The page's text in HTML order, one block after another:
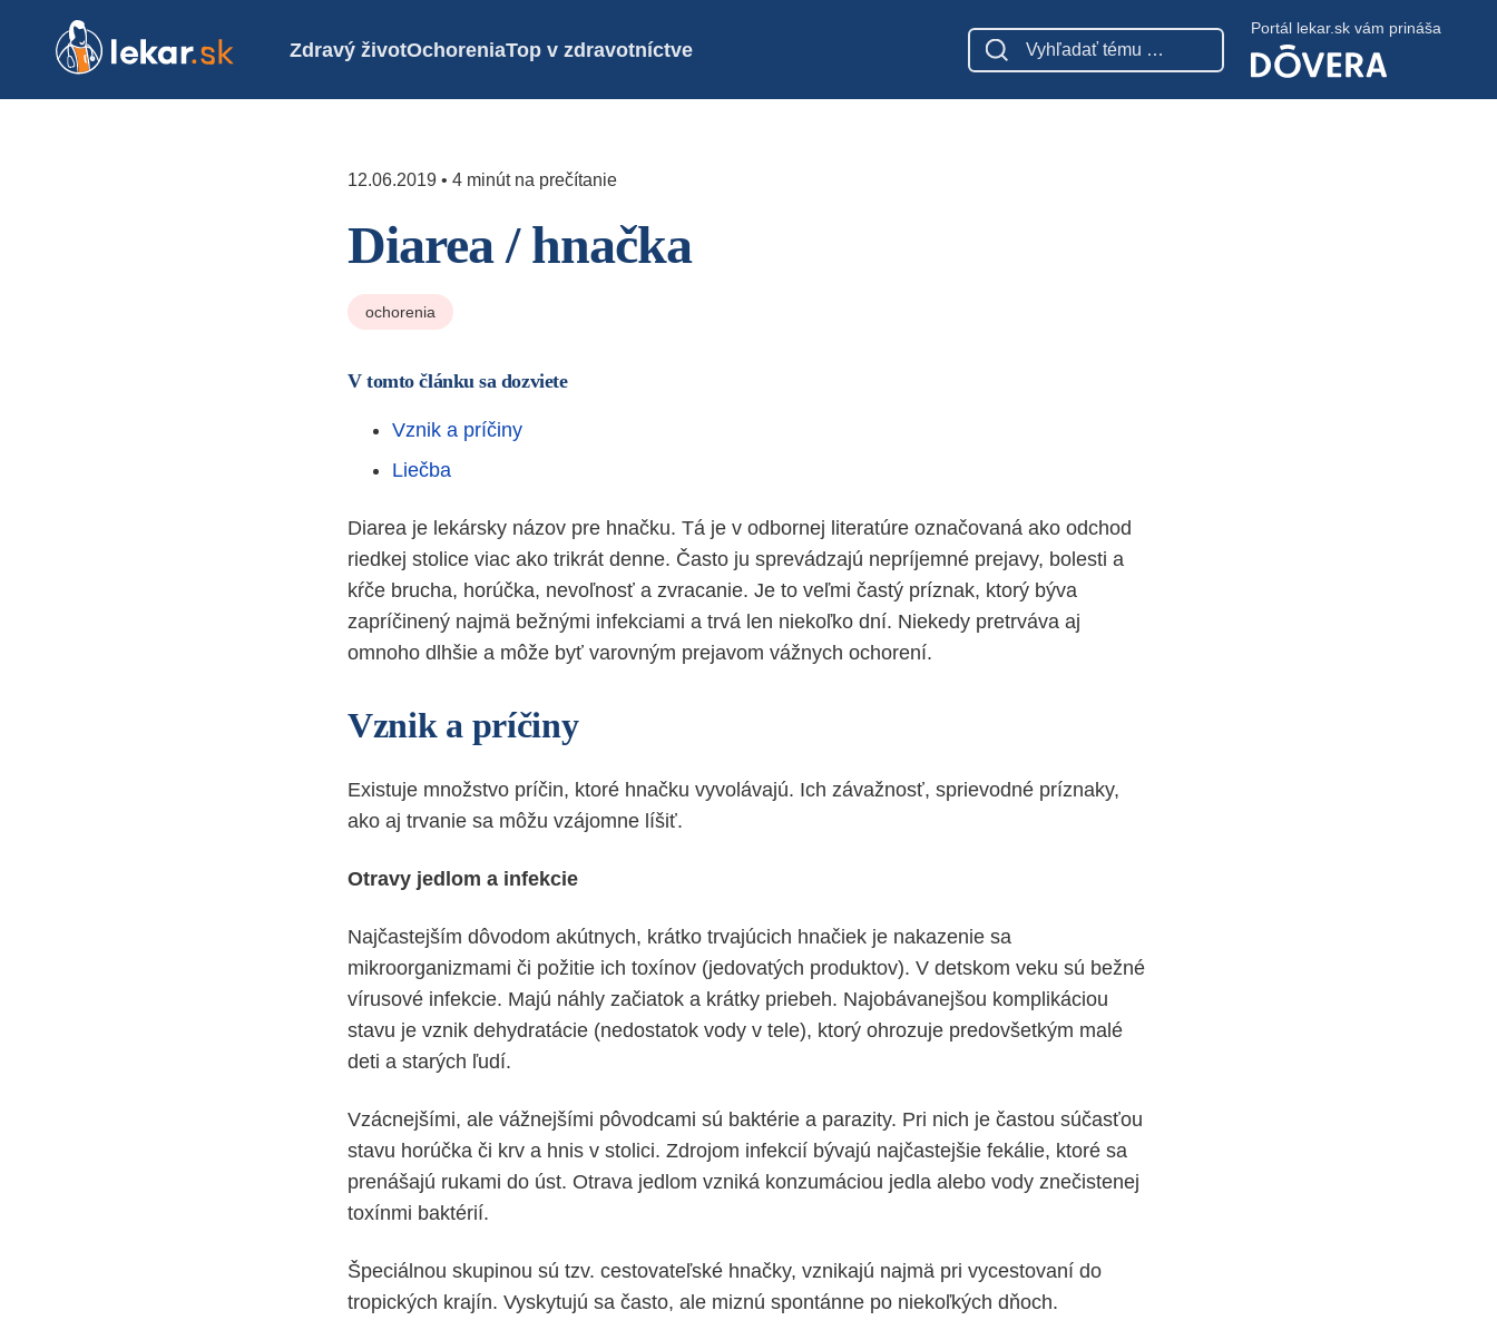
Zdravý životOchoreniaTop v zdravotníctve
Portál lekar.sk vám prináša
12.06.2019 • 4 minút na prečítanie
Diarea / hnačka
ochorenia
V tomto článku sa dozviete
Vznik a príčiny
Liečba
Diarea je lekársky názov pre hnačku. Tá je v odbornej literatúre označovaná ako odchod
riedkej stolice viac ako trikrát denne. Často ju sprevádzajú nepríjemné prejavy, bolesti a
kŕče brucha, horúčka, nevoľnosť a zvracanie. Je to veľmi častý príznak, ktorý býva
zapríčinený najmä bežnými infekciami a trvá len niekoľko dní. Niekedy pretrváva aj
omnoho dlhšie a môže byť varovným prejavom vážnych ochorení.
Vznik a príčiny
Existuje množstvo príčin, ktoré hnačku vyvolávajú. Ich závažnosť, sprievodné príznaky,
ako aj trvanie sa môžu vzájomne líšiť.
Otravy jedlom a infekcie
Najčastejším dôvodom akútnych, krátko trvajúcich hnačiek je nakazenie sa
mikroorganizmami či požitie ich toxínov (jedovatých produktov). V detskom veku sú bežné
vírusové infekcie. Majú náhly začiatok a krátky priebeh. Najobávanejšou komplikáciou
stavu je vznik dehydratácie (nedostatok vody v tele), ktorý ohrozuje predovšetkým malé
deti a starých ľudí.
Vzácnejšími, ale vážnejšími pôvodcami sú baktérie a parazity. Pri nich je častou súčasťou
stavu horúčka či krv a hnis v stolici. Zdrojom infekcií bývajú najčastejšie fekálie, ktoré sa
prenášajú rukami do úst. Otrava jedlom vzniká konzumáciou jedla alebo vody znečistenej
toxínmi baktérií.
Špeciálnou skupinou sú tzv. cestovateľské hnačky, vznikajú najmä pri vycestovaní do
tropických krajín. Vyskytujú sa často, ale miznú spontánne po niekoľkých dňoch.